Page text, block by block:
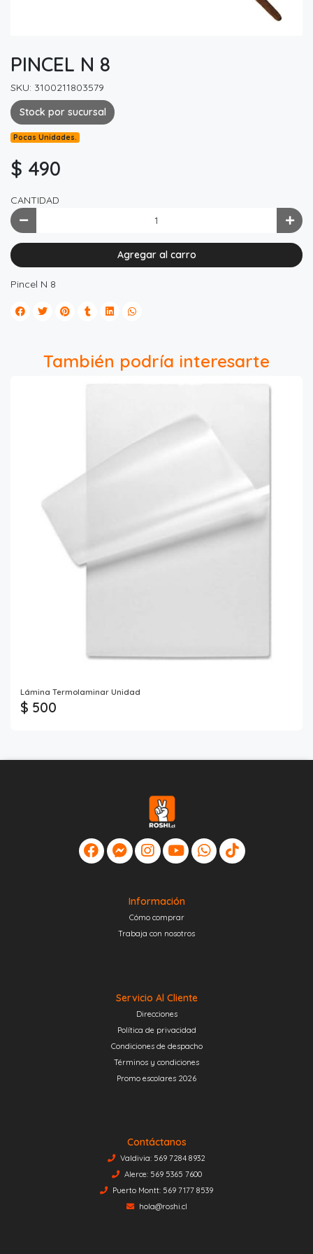
PINCEL N 8
SKU: 3100211803579
Stock por sucursal
Pocas Unidades.
$ 490
CANTIDAD
Agregar al carro
Pincel N 8
También podría interesarte
Lámina Termolaminar Unidad
$ 500
Información
Cómo comprar
Trabaja con nosotros
Servicio Al Cliente
Direcciones
Política de privacidad
Condiciones de despacho
Términos y condiciones
Promo escolares 2026
Contáctanos
Valdivia: 569 7284 8932
Alerce: 569 5365 7600
Puerto Montt: 569 7177 8539
hola@roshi.cl